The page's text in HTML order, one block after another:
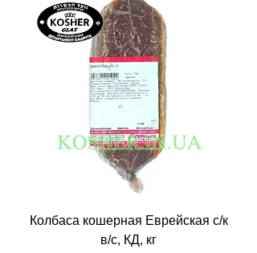
Колбаса кошерная Еврейская с/к
в/с, КД, кг